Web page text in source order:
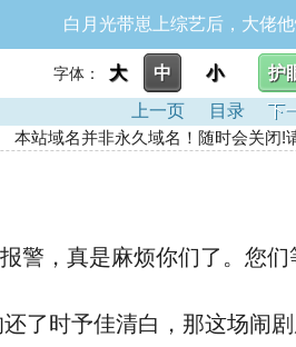
白月光带崽上综艺后，大佬
字体： 大 中 小 护
上一页
目录
下
本站域名并非永久域名！随时会关
警，真是麻烦你们了。您们
时予佳清白，那这场闹